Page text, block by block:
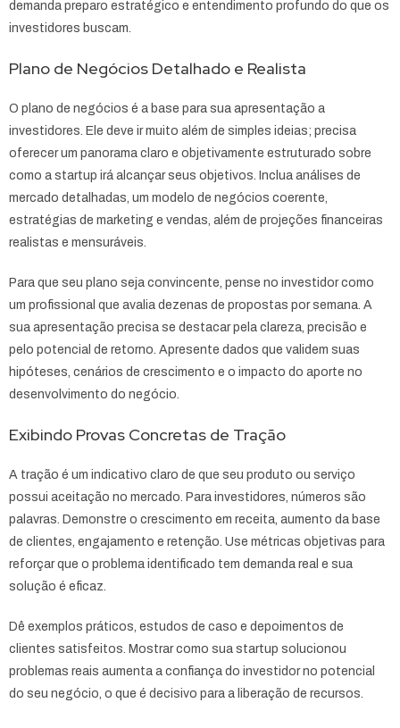
demanda preparo estratégico e entendimento profundo do que os
investidores buscam.
Plano de Negócios Detalhado e Realista
O plano de negócios é a base para sua apresentação a
investidores. Ele deve ir muito além de simples ideias; precisa
oferecer um panorama claro e objetivamente estruturado sobre
como a startup irá alcançar seus objetivos. Inclua análises de
mercado detalhadas, um modelo de negócios coerente,
estratégias de marketing e vendas, além de projeções financeiras
realistas e mensuráveis.
Para que seu plano seja convincente, pense no investidor como
um profissional que avalia dezenas de propostas por semana. A
sua apresentação precisa se destacar pela clareza, precisão e
pelo potencial de retorno. Apresente dados que validem suas
hipóteses, cenários de crescimento e o impacto do aporte no
desenvolvimento do negócio.
Exibindo Provas Concretas de Tração
A tração é um indicativo claro de que seu produto ou serviço
possui aceitação no mercado. Para investidores, números são
palavras. Demonstre o crescimento em receita, aumento da base
de clientes, engajamento e retenção. Use métricas objetivas para
reforçar que o problema identificado tem demanda real e sua
solução é eficaz.
Dê exemplos práticos, estudos de caso e depoimentos de
clientes satisfeitos. Mostrar como sua startup solucionou
problemas reais aumenta a confiança do investidor no potencial
do seu negócio, o que é decisivo para a liberação de recursos.